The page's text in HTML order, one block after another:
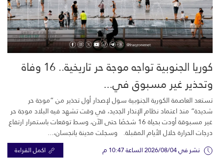
كوريا الجنوبية تواجه موجة حر تاريخية.. 16 وفاة
وتحذير غير مسبوق في...
تستعد العاصمة الكورية الجنوبية سول لإصدار أول تحذير من “موجة حر
شديدة” منذ اعتماد نظام الإنذار الجديد، في وقت تشهد فيه البلاد موجة حر
غير مسبوقة أودت بحياة 16 شخصًا حتى الآن، وسط توقعات باستمرار ارتفاع
درجات الحرارة خلال الأيام المقبلة. وسجلت مدينة يانجسان،...
نشر في 2026/08/04 الساعة 10:47 م اكمل القراءة